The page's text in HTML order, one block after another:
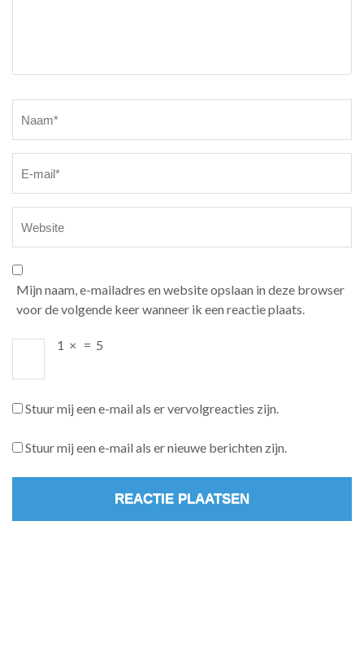
Mijn naam, e-mailadres en website opslaan in deze browser
voor de volgende keer wanneer ik een reactie plaats.
1 × = 5
Stuur mij een e-mail als er vervolgreacties zijn.
Stuur mij een e-mail als er nieuwe berichten zijn.